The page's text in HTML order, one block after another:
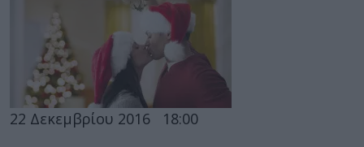
22 Δεκεμβρίου 2016 18:00